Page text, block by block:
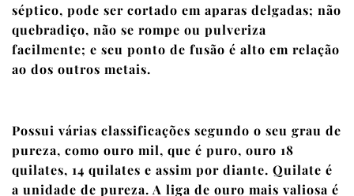
séptico, pode ser cortado em aparas delgadas; não
quebradiço, não se rompe ou pulveriza
facilmente; e seu ponto de fusão é alto em relação
ao dos outros metais.
Possui várias classificações segundo o seu grau de
pureza, como ouro mil, que é puro, ouro 18
quilates, 14 quilates e assim por diante. Quilate é
a unidade de pureza. A liga de ouro mais valiosa é